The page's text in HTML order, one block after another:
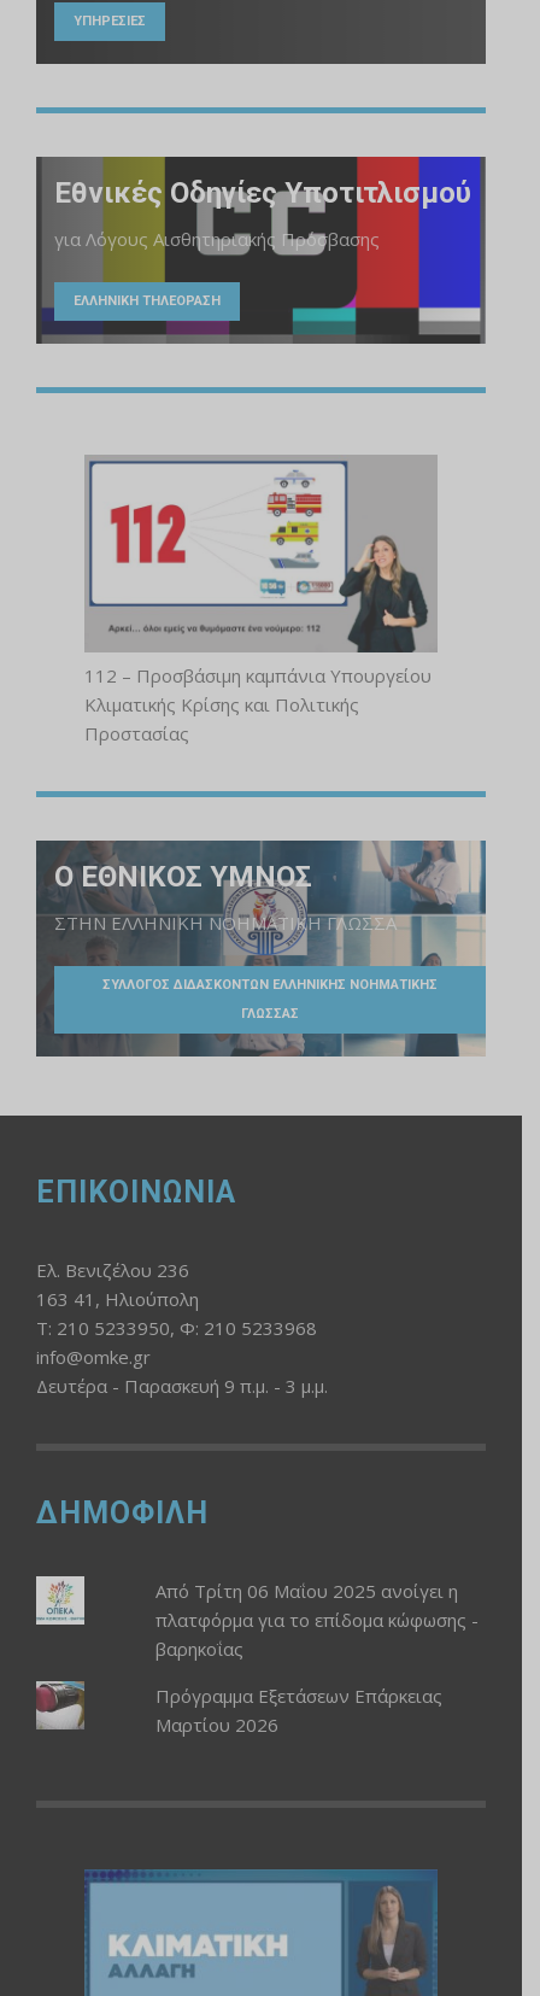
ΥΠΗΡΕΣΙΕΣ
Εθνικές Οδηγίες Υποτιτλισμού
για Λόγους Αισθητηριακής Πρόσβασης
ΕΛΛΗΝΙΚΗ ΤΗΛΕΟΡΑΣΗ
112 – Προσβάσιμη καμπάνια Υπουργείου
Κλιματικής Κρίσης και Πολιτικής
Προστασίας
Ο ΕΘΝΙΚΟΣ ΥΜΝΟΣ
ΣΤΗΝ ΕΛΛΗΝΙΚΗ ΝΟΗΜΑΤΙΚΗ ΓΛΩΣΣΑ
ΣΥΛΛΟΓΟΣ ΔΙΔΑΣΚΟΝΤΩΝ ΕΛΛΗΝΙΚΗΣ ΝΟΗΜΑΤΙΚΗΣ
ΓΛΩΣΣΑΣ
ΕΠΙΚΟΙΝΩΝΙΑ
Ελ. Βενιζέλου 236
163 41, Ηλιούπολη
Τ: 210 5233950, Φ: 210 5233968
info@omke.gr
Δευτέρα - Παρασκευή 9 π.μ. - 3 μ.μ.
ΔΗΜΟΦΙΛΗ
Από Τρίτη 06 Μαΐου 2025 ανοίγει η
πλατφόρμα για το επίδομα κώφωσης -
βαρηκοΐας
Πρόγραμμα Εξετάσεων Επάρκειας
Μαρτίου 2026